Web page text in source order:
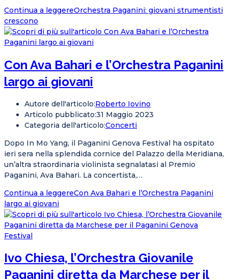
Continua a leggereOrchestra Paganini: giovani strumentisti
crescono
Con Ava Bahari e l’Orchestra Paganini
largo ai giovani
Autore dell'articolo:Roberto Iovino
Articolo pubblicato:31 Maggio 2023
Categoria dell'articolo:Concerti
Dopo In Mo Yang, il Paganini Genova Festival ha ospitato
ieri sera nella splendida cornice del Palazzo della Meridiana,
un’altra straordinaria violinista segnalatasi al Premio
Paganini, Ava Bahari. La concertista,…
Continua a leggereCon Ava Bahari e l’Orchestra Paganini
largo ai giovani
Ivo Chiesa, l’Orchestra Giovanile
Paganini diretta da Marchese per il